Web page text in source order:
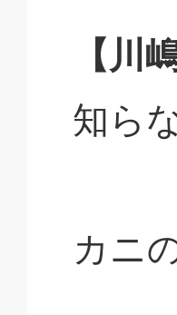
【川
知ら
カニ